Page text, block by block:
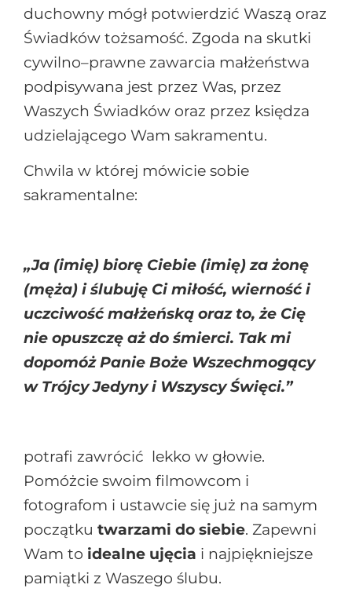
duchowny mógł potwierdzić Waszą oraz
Świadków tożsamość. Zgoda na skutki
cywilno–prawne zawarcia małżeństwa
podpisywana jest przez Was, przez
Waszych Świadków oraz przez księdza
udzielającego Wam sakramentu.
Chwila w której mówicie sobie
sakramentalne:
„Ja (imię) biorę Ciebie (imię) za żonę
(męża) i ślubuję Ci miłość, wierność i
uczciwość małżeńską oraz to, że Cię
nie opuszczę aż do śmierci. Tak mi
dopomóż Panie Boże Wszechmogący
w Trójcy Jedyny i Wszyscy Święci.”
potrafi zawrócić lekko w głowie.
Pomóżcie swoim filmowcom i
fotografom i ustawcie się już na samym
początku twarzami do siebie. Zapewni
Wam to idealne ujęcia i najpiękniejsze
pamiątki z Waszego ślubu.